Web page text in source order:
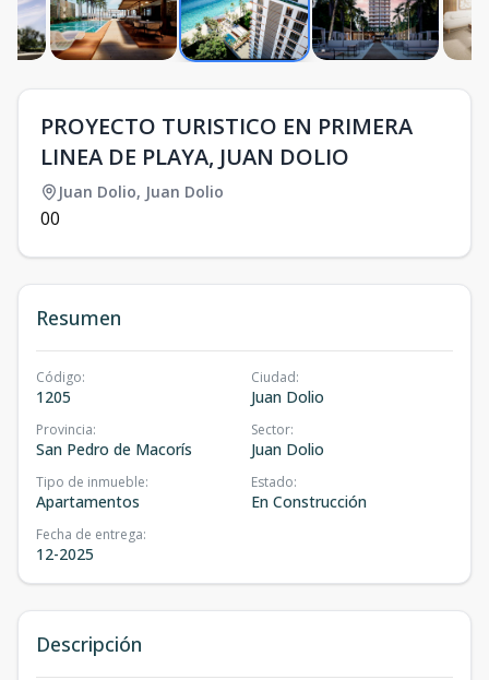
PROYECTO TURISTICO EN PRIMERA
LINEA DE PLAYA, JUAN DOLIO
Juan Dolio, Juan Dolio
00
Resumen
Código:
1205
Ciudad:
Juan Dolio
Provincia:
San Pedro de Macorís
Sector:
Juan Dolio
Tipo de inmueble:
Apartamentos
Estado:
En Construcción
Fecha de entrega:
12-2025
Descripción